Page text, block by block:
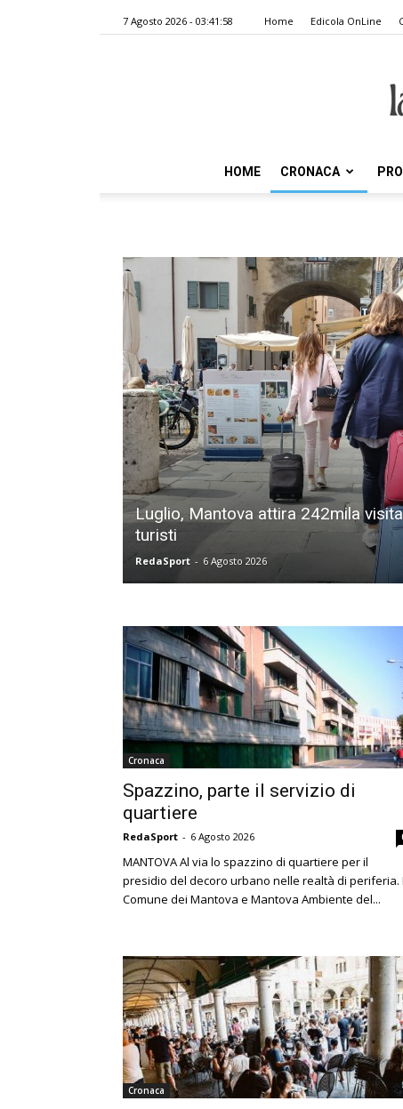
7 Agosto 2026 - 03:41:58 Home Edicola OnLine
HOME CRONACA
Luglio, Mantova attira 242mila
turisti
RedaSport - 6 Agosto 2026
Cronaca
Spazzino, parte il servizio di
quartiere
RedaSport - 6 Agosto 2026
MANTOVA Al via lo spazzino di quartiere per il
presidio del decoro urbano nelle realtà di periferia.
Comune dei Mantova e Mantova Ambiente del...
Cronaca